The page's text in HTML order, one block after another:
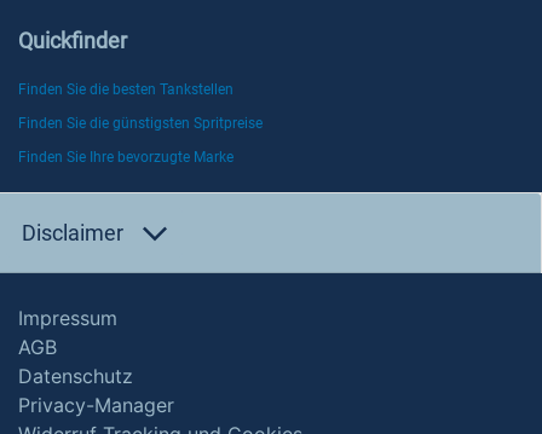
Quickfinder
Finden Sie die besten Tankstellen
Finden Sie die günstigsten Spritpreise
Finden Sie Ihre bevorzugte Marke
Disclaimer
Impressum
AGB
Datenschutz
Privacy-Manager